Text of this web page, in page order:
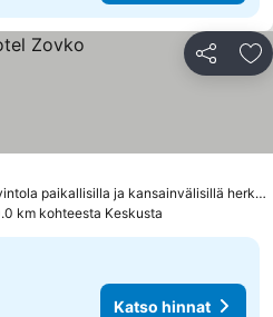
Jaa
Paikan päällä ravintola paikallisilla ja kansainvälisillä herkuilla
km kohteesta Keskusta
Katso hinnat